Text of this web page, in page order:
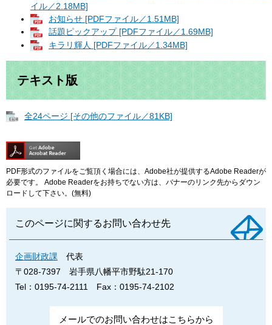
イル／2.18MB]
お知らせ [PDFファイル／1.51MB]
話題ピックアップ [PDFファイル／1.69MB]
キラリ輝人 [PDFファイル／1.34MB]
テキスト版
全24ページ [その他のファイル／81KB]
PDF形式のファイルをご覧頂く場合には、Adobe社が提供するAdobe Readerが
必要です。
Adobe Readerをお持ちでない方は、バナーのリンク先からダウン
ロードして下さい。(無料)
このページに関するお問い合わせ先
企画財政課
代表
〒028-7397
岩手県八幡平市野駄21-170
Tel：0195-74-2111
Fax：0195-74-2102
メールでのお問い合わせはこちらから